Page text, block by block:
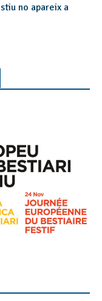
no apareix a